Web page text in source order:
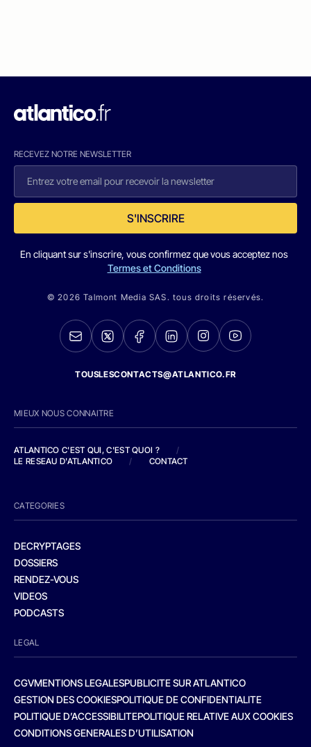
RECEVEZ NOTRE NEWSLETTER
S'INSCRIRE
En cliquant sur s'inscrire, vous confirmez que vous acceptez nos
Termes et Conditions
© 2026 Talmont Media SAS. tous droits réservés.
TOUSLESCONTACTS@ATLANTICO.FR
MIEUX NOUS CONNAITRE
ATLANTICO C'EST QUI, C'EST QUOI ?
/
LE RESEAU D'ATLANTICO
/ CONTACT
CATEGORIES
DECRYPTAGES
DOSSIERS
RENDEZ-VOUS
VIDEOS
PODCASTS
LEGAL
CGVMENTIONS LEGALESPUBLICITE SUR ATLANTICO
GESTION DES COOKIESPOLITIQUE DE CONFIDENTIALITE
POLITIQUE D’ACCESSIBILITEPOLITIQUE RELATIVE AUX COOKIES
CONDITIONS GENERALES D’UTILISATION